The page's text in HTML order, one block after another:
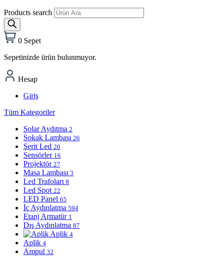
Products search
0 Sepet
Sepetinizde ürün bulunmuyor.
Hesap
Giriş
Tüm Kategoriler
Solar Aydıtma 2
Sokak Lambası 26
Şerit Led 20
Sensörler 16
Projektör 27
Masa Lambası 3
Led Trafoları 8
Led Spot 22
LED Panel 65
İç Aydınlatma 594
Etanj Armatür 1
Dış Aydınlatma 87
Aplik 4
Aplik 4
Ampul 32